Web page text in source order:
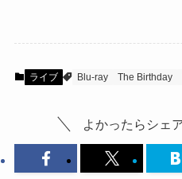
ライブ Blu-ray The Birthday
よかったらシェ